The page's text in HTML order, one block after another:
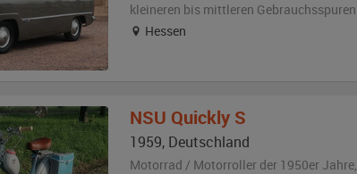
kleineren bis mittleren Gebrauchsspuren
Hessen
NSU Quickly S
1959, Deutschland
Motorrad / Motorroller der 1950er Jahre,